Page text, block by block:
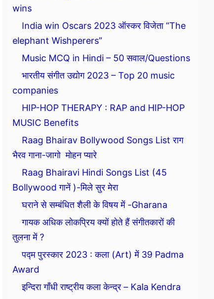
wins
India win Oscars 2023 ऑस्कर विजेता “The
elephant Wishperers”
Music MCQ in Hindi – 50 सवाल/Questions
भारतीय संगीत उद्योग 2023 – Top 20 music
companies
HIP-HOP THERAPY : RAP and HIP-HOP
MUSIC Benefits
Raag Bhairav Bollywood Songs List राग
भैरव गाना-जागो मोहन प्यारे
Raag Bhairavi Hindi Songs List (45
Bollywood गानें )-मिले सुर मेरा
घराने से सम्बंधित शैली के विषय में -Gharana
गायक अधिक लोकप्रिय क्यों होते हैं संगीतकारों की
तुलना में ?
पद्म पुरस्कार 2023 : कला (Art) में 39 Padma
Award
इन्दिरा गाँधी राष्ट्रीय कला केन्द्र – Kala Kendra